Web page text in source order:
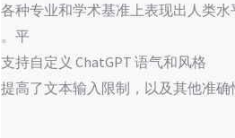
各种专业和学术基准上表现出人类
平。
支持自定义 ChatGPT 语气和风格
提高了文本输入限制，以及其他准